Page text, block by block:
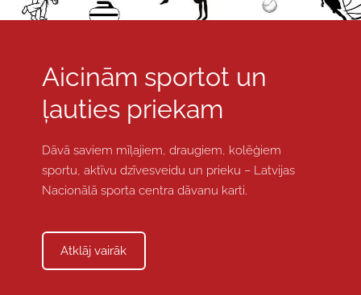
Aicinām sportot un
ļauties priekam
Dāvā saviem mīļajiem, draugiem, kolēģiem
sportu, aktīvu dzīvesveidu un prieku – Latvijas
Nacionālā sporta centra dāvanu karti.
​Atklāj vairāk​